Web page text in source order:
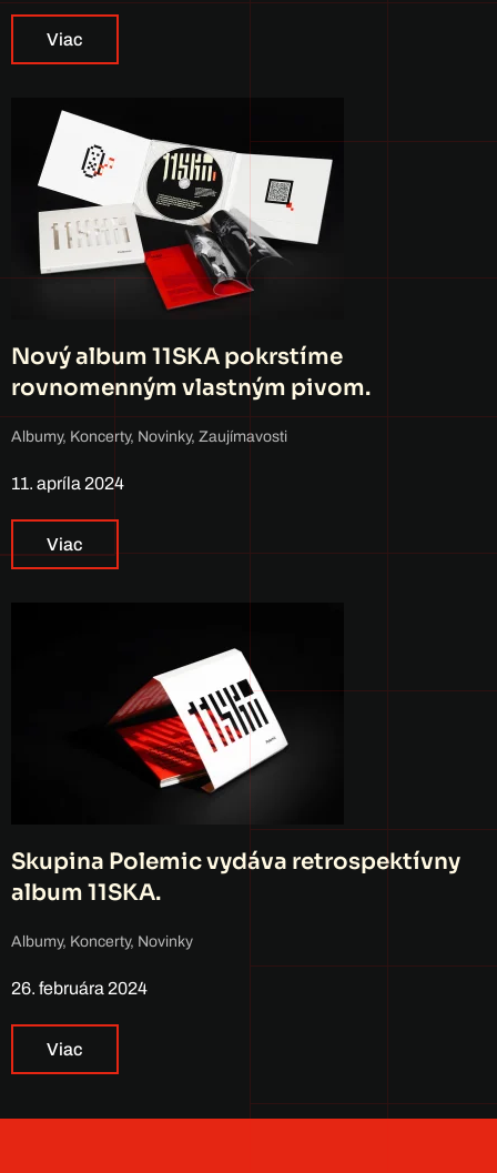
Viac
Nový album 11SKA pokrstíme
rovnomenným vlastným pivom.
Albumy, Koncerty, Novinky, Zaujímavosti
11. apríla 2024
Viac
Skupina Polemic vydáva retrospektívny
album 11SKA.
Albumy, Koncerty, Novinky
26. februára 2024
Viac